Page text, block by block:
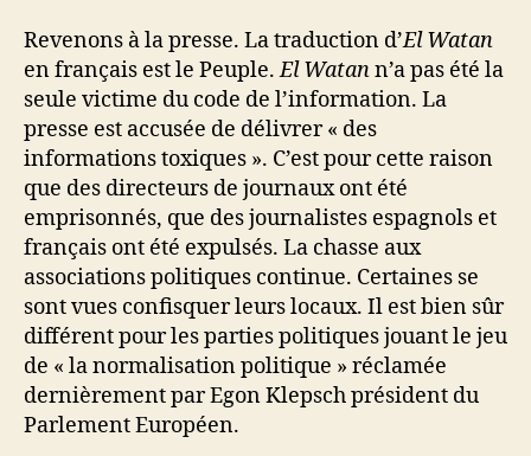
Revenons à la presse. La traduction d’El Watan
en français est le Peuple.El Watann’a pas été la
seule victime du code de l’information. La
presse est accusée de délivrer « des
informations toxiques ». C’est pour cette raison
que des directeurs de journaux ont été
emprisonnés, que des journalistes espagnols et
français ont été expulsés. La chasse aux
associations politiques continue. Certaines se
sont vues confisquer leurs locaux. Il est bien sûr
différent pour les parties politiques jouant le jeu
de « la normalisation politique » réclamée
dernièrement par Egon Klepsch président du
Parlement Européen.